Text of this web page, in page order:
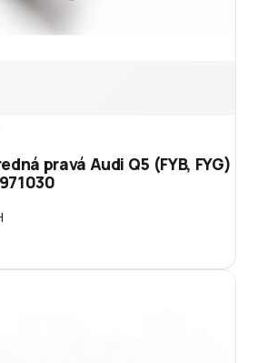
pravá Audi Q5 (FYB, FYG)